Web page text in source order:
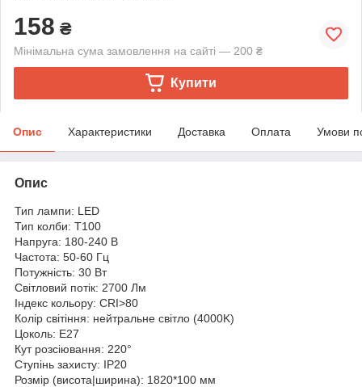
158 ₴
Мінімальна сума замовлення на сайті — 200 ₴
Купити
Опис Характеристики Доставка Оплата Умови
Опис
Тип лампи: LED
Тип колби: T100
Напруга: 180-240 В
Частота: 50-60 Гц
Потужність: 30 Вт
Світловий потік: 2700 Лм
Індекс кольору: CRI>80
Колір світіння: нейтральне світло (4000K)
Цоколь: E27
Кут розсіювання: 220°
Ступінь захисту: IP20
Розмір (висота|ширина): 1820*100 мм